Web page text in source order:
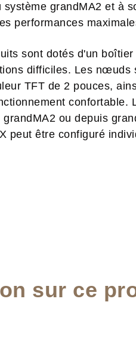
grandMA2 et à
performances
sont dotés d'un
difficiles. Les nœuds
TFT de 2 pouces,
confortable.
ou depuis
peut être configuré
sur ce